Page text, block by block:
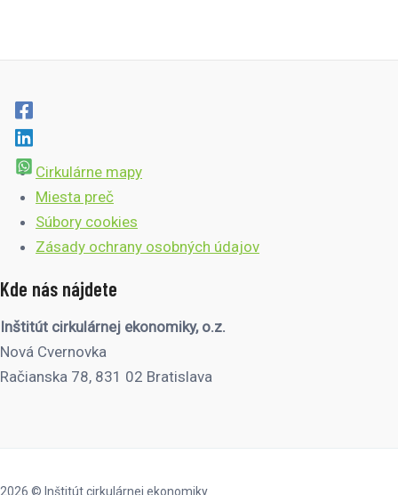
Cirkulárne mapy
Miesta preč
Súbory cookies
Zásady ochrany osobných údajov
Kde nás nájdete
Inštitút cirkulárnej ekonomiky, o.z.
Nová Cvernovka
Račianska 78, 831 02 Bratislava
2026 © Inštitút cirkulárnej ekonomiky